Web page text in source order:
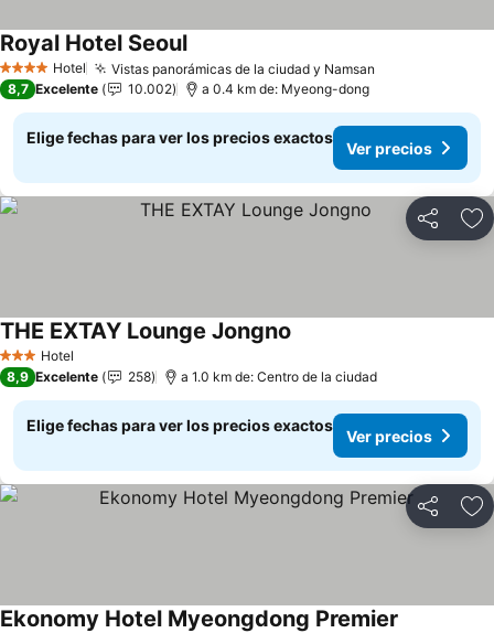
4 EstrellasHotel Vistas panorámicas de la ciudad y Namsan
Royal Hotel Seoul
8,7 Excelente 10.002 a 0.4 km de: Myeong-dong
Elige fechas para ver los precios exactos
Ver precios
Compartir
3 Estrellas
Hotel
THE EXTAY Lounge Jongno
8,9 Excelente 258 a 1.0 km de: Centro de la ciudad
Elige fechas para ver los precios exactos
Ver precios
Compartir
Ekonomy Hotel Myeongdong Premier